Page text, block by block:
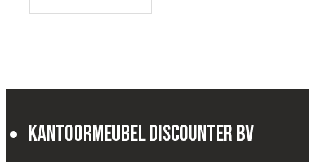
Kantoormeubel Discounter BV